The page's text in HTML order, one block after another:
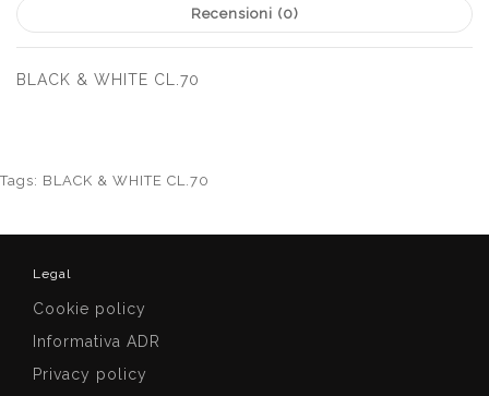
Recensioni (0)
BLACK & WHITE CL.70
Tags: BLACK & WHITE CL.70
Legal
Cookie policy
Informativa ADR
Privacy policy